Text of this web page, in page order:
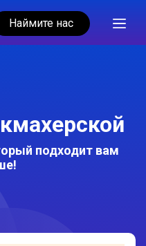
Наймите нас
подходит вам